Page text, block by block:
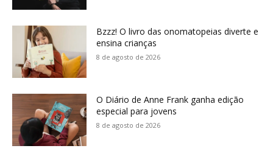
Bzzz! O livro das onomatopeias diverte e
ensina crianças
8 de agosto de 2026
O Diário de Anne Frank ganha edição
especial para jovens
8 de agosto de 2026